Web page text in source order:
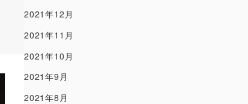
2021年12月
2021年11月
2021年10月
2021年9月
2021年8月